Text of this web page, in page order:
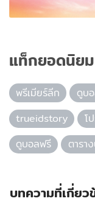
แท็กยอดนิยม
พรีเมียร์ลีก ดูบ
trueidstory
โ
ดูบอลฟรี
ตารา
บทความที่เกี่ยว